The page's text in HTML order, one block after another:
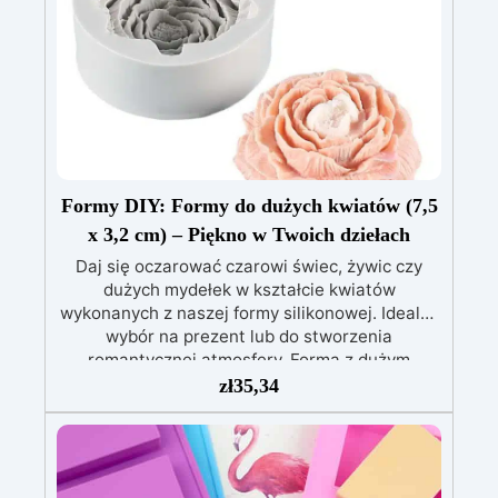
kolorystyce RAL lub NCS, z wykończeniem w
połysku. Kryjąca już przy jednej warstwie.
Uniwersalna: Doskonała do podłóg, parkingów,
magazynów oraz do powłok na odpowiednio
przygotowanej stali.
Zgodność i
bezpieczeństwo: Zgodna z Rozporządzeniem
UE nr 305/2011 – Rozporządzeniem UE nr
574/2014 – Oznakowanie CE zgodnie z normą
EN 1504-2 oraz odpowiednią Deklaracją
Właściwości Użytkowych (DoP).
Formy DIY: Formy do dużych kwiatów (7,5
x 3,2 cm) – Piękno w Twoich dziełach
Daj się oczarować czarowi świec, żywic czy
dużych mydełek w kształcie kwiatów
wykonanych z naszej formy silikonowej. Idealny
wybór na prezent lub do stworzenia
romantycznej atmosfery. Forma z dużym
kwiatem idealnie łączy w sobie praktyczność
użytkowania i piękno. Dzięki wymiarom formy
9,3 x 3,5 h i ostatecznym wymiarom wyniku 7,5
x 3,2 h, ta forma przekształci Twoje dzieła w
prawdziwe dzieła sztuki. Niezależnie od tego,
zł35,34